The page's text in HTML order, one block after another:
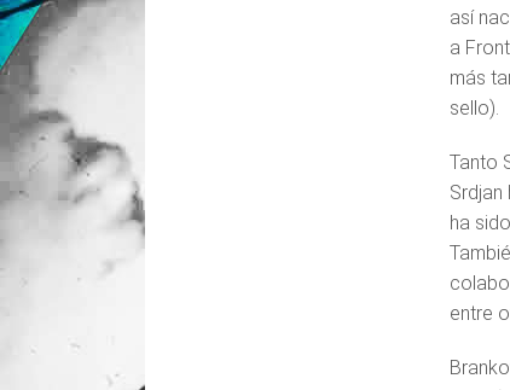
así
a
más
sello).
Tanto
ha
entre